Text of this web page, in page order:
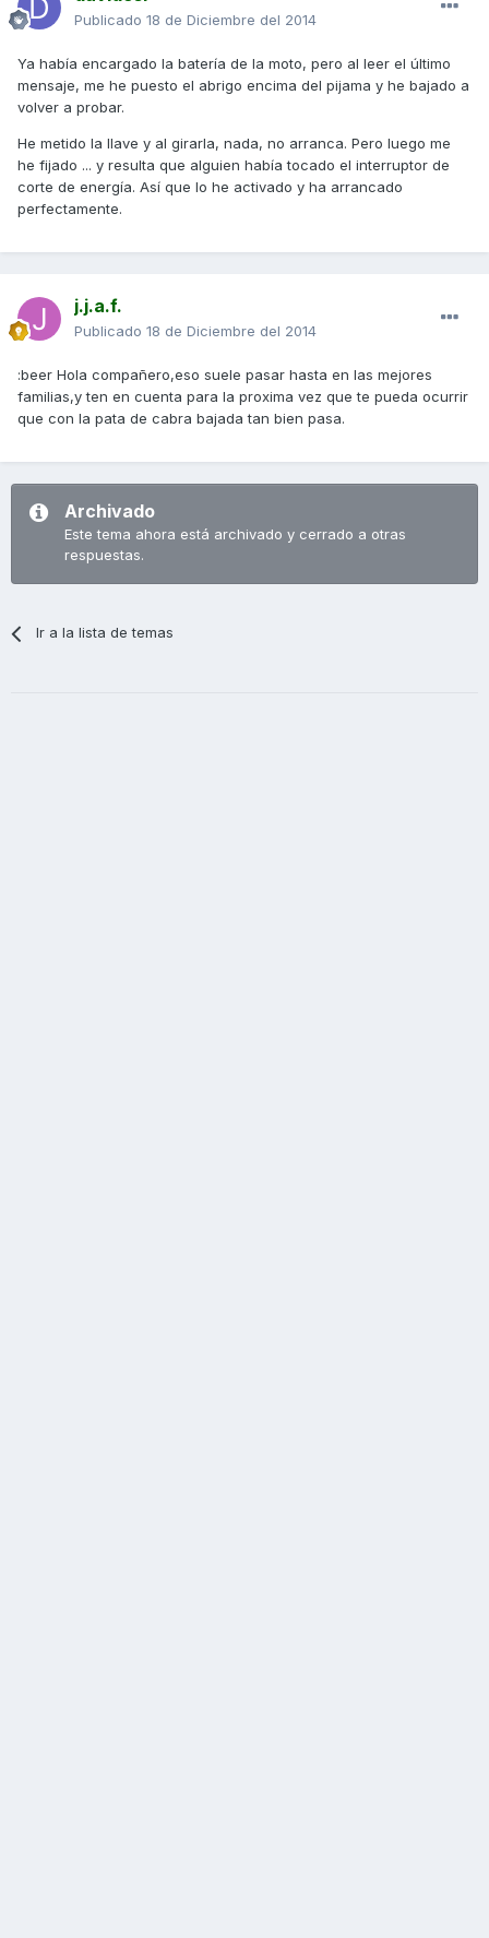
Publicado 18 de Diciembre del 2014
Ya había encargado la batería de la moto, pero al leer el último
mensaje, me he puesto el abrigo encima del pijama y he bajado a
volver a probar.
He metido la llave y al girarla, nada, no arranca. Pero luego me
he fijado ... y resulta que alguien había tocado el interruptor de
corte de energía. Así que lo he activado y ha arrancado
perfectamente.
j.j.a.f.
Publicado 18 de Diciembre del 2014
:beer Hola compañero,eso suele pasar hasta en las mejores
familias,y ten en cuenta para la proxima vez que te pueda ocurrir
que con la pata de cabra bajada tan bien pasa.
Archivado
Este tema ahora está archivado y cerrado a otras
respuestas.
Ir a la lista de temas